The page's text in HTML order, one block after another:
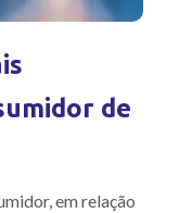
de
em relação